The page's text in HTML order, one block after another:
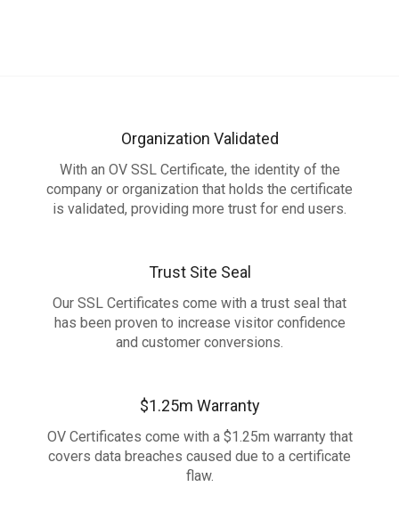
Organization Validated
With an OV SSL Certificate, the identity of the
company or organization that holds the certificate
is validated, providing more trust for end users.
Trust Site Seal
Our SSL Certificates come with a trust seal that
has been proven to increase visitor confidence
and customer conversions.
$1.25m Warranty
OV Certificates come with a $1.25m warranty that
covers data breaches caused due to a certificate
flaw.